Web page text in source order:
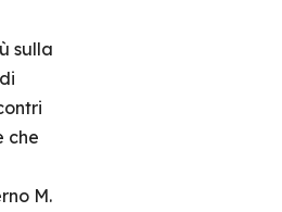
sulla
che
M.